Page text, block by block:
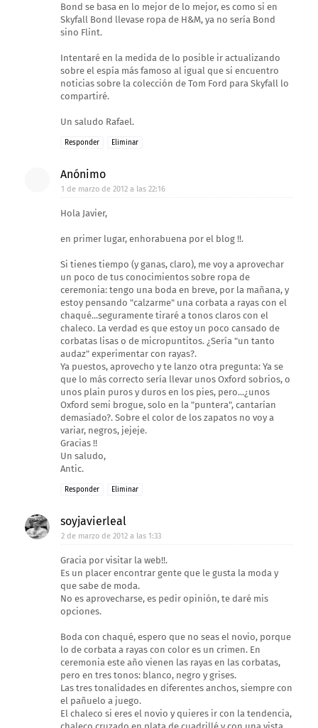
Bond se basa en lo mejor de lo mejor, es como si en
Skyfall Bond llevase ropa de H&M, ya no sería Bond
sino Flint.
Intentaré en la medida de lo posible ir actualizando
sobre el espía más famoso al igual que si encuentro
noticias sobre la colección de Tom Ford para Skyfall lo
compartiré.
Un saludo Rafael.
Responder Eliminar
Anónimo
1 de marzo de 2012 a las 22:16
Hola Javier,
en primer lugar, enhorabuena por el blog !!.
Si tienes tiempo (y ganas, claro), me voy a aprovechar
un poco de tus conocimientos sobre ropa de
ceremonia: tengo una boda en breve, por la mañana, y
estoy pensando "calzarme" una corbata a rayas con el
chaqué...seguramente tiraré a tonos claros con el
chaleco. La verdad es que estoy un poco cansado de
corbatas lisas o de micropuntitos. ¿Sería "un tanto
audaz" experimentar con rayas?.
Ya puestos, aprovecho y te lanzo otra pregunta: Ya se
que lo más correcto sería llevar unos Oxford sobrios, o
unos plain puros y duros en los pies, pero...¿unos
Oxford semi brogue, solo en la "puntera", cantarían
demasiado?. Sobre el color de los zapatos no voy a
variar, negros, jejeje.
Gracias !!
Un saludo,
Antic.
Responder Eliminar
soyjavierleal
2 de marzo de 2012 a las 1:33
Gracia por visitar la web!!.
Es un placer encontrar gente que le gusta la moda y
que sabe de moda.
No es aprovecharse, es pedir opinión, te daré mis
opciones.
Boda con chaqué, espero que no seas el novio, porque
lo de corbata a rayas con color es un crimen. En
ceremonia este año vienen las rayas en las corbatas,
pero en tres tonos: blanco, negro y grises.
Las tres tonalidades en diferentes anchos, siempre con
el pañuelo a juego.
El chaleco si eres el novio y quieres ir con la tendencia,